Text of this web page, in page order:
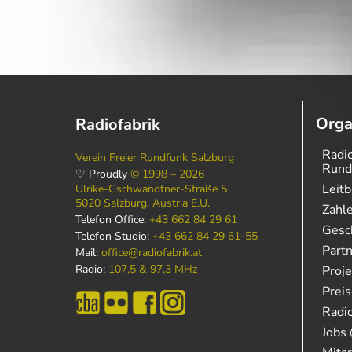
Radiofabrik
Verein Freier Rundfunk Salzburg
♡ Proudly © 1998 – 2026
Ulrike-Gschwandtner-Straße 5
5020 Salzburg, Austria E.U.
Telefon Office: +43 662 84 29 61
Telefon Studio: +43 662 84 29 61-55
Mail: office@radiofabrik.at
Radio: 107,5 & 97,3 MHz
Jobs